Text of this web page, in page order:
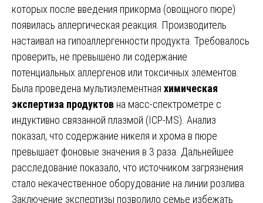
которых после введения прикорма (овощного пюре)
появилась аллергическая реакция. Производитель
настаивал на гипоаллергенности продукта. Требовалось
проверить, не превышено ли содержание
потенциальных аллергенов или токсичных элементов.
Была проведена мультиэлементная химическая
экспертиза продуктов на масс-спектрометре с
индуктивно связанной плазмой (ICP-MS). Анализ
показал, что содержание никеля и хрома в пюре
превышает фоновые значения в 3 раза. Дальнейшее
расследование показало, что источником загрязнения
стало некачественное оборудование на линии розлива.
Заключение экспертизы позволило семье избежать